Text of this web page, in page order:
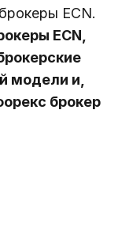
ECN.
ECN,
модели и,
брокер